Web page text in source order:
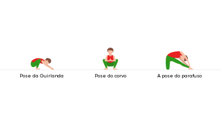
Pose da Guirlanda Pose do corvo A pose do parafuso